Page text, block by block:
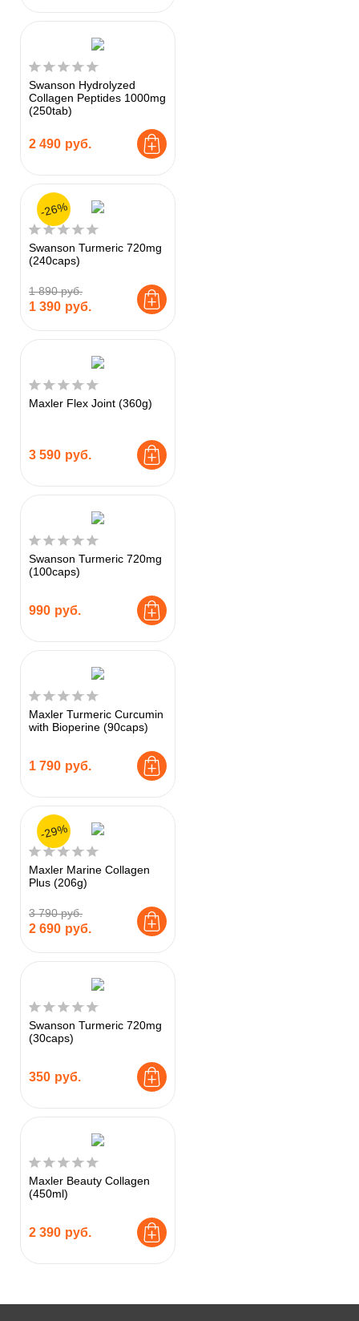
Swanson Hydrolyzed
Collagen Peptides 1000mg
(250tab)
2 490 руб.
Swanson Turmeric 720mg
(240caps)
1 890 руб.
1 390 руб.
-26%
Maxler Flex Joint (360g)
3 590 руб.
Swanson Turmeric 720mg
(100caps)
990 руб.
Maxler Turmeric Curcumin
with Bioperine (90caps)
1 790 руб.
Maxler Marine Collagen
Plus (206g)
3 790 руб.
2 690 руб.
-29%
Swanson Turmeric 720mg
(30caps)
350 руб.
Maxler Beauty Collagen
(450ml)
2 390 руб.